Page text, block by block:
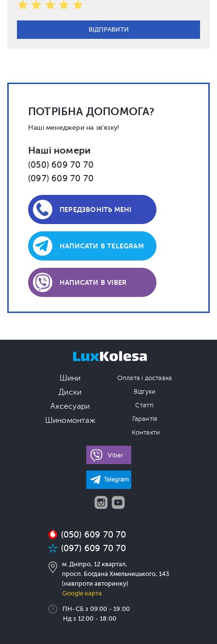
ПОТРІБНА ДОПОМОГА?
Наші менеджери на зв'язку!
Наші номери
(050) 609 70 70
(097) 609 70 70
ПЕРЕДЗВОНІТЬ МЕНІ
НАПИСАТИ В TELEGRAM
НАПИСАТИ В VIBER
Шини
Диски
Аксесуари
Шиномонтаж
Оплата і доставка
Відгуки
Статті
Гарантія
Контакти
(050) 609 70 70
(097) 609 70 70
м. Дніпро, 12 квартал,
просп. Богдана Хмельницького, 143
(навпроти авторинку)
Google карта
ПН-СБ з 09:00 - 19:00
Нд з 12:00 - 18:00